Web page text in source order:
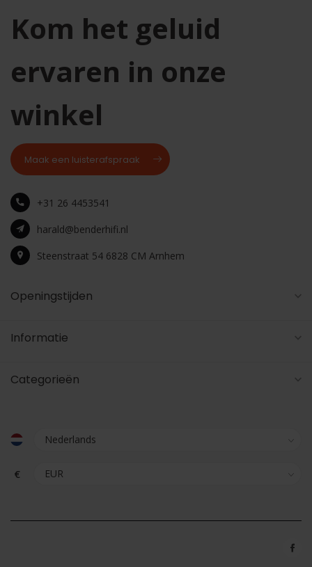
Kom het geluid
ervaren in onze
winkel
Maak een luisterafspraak
+31 26 4453541
harald@benderhifi.nl
Steenstraat 54 6828 CM Arnhem
Openingstijden
Informatie
Categorieën
€